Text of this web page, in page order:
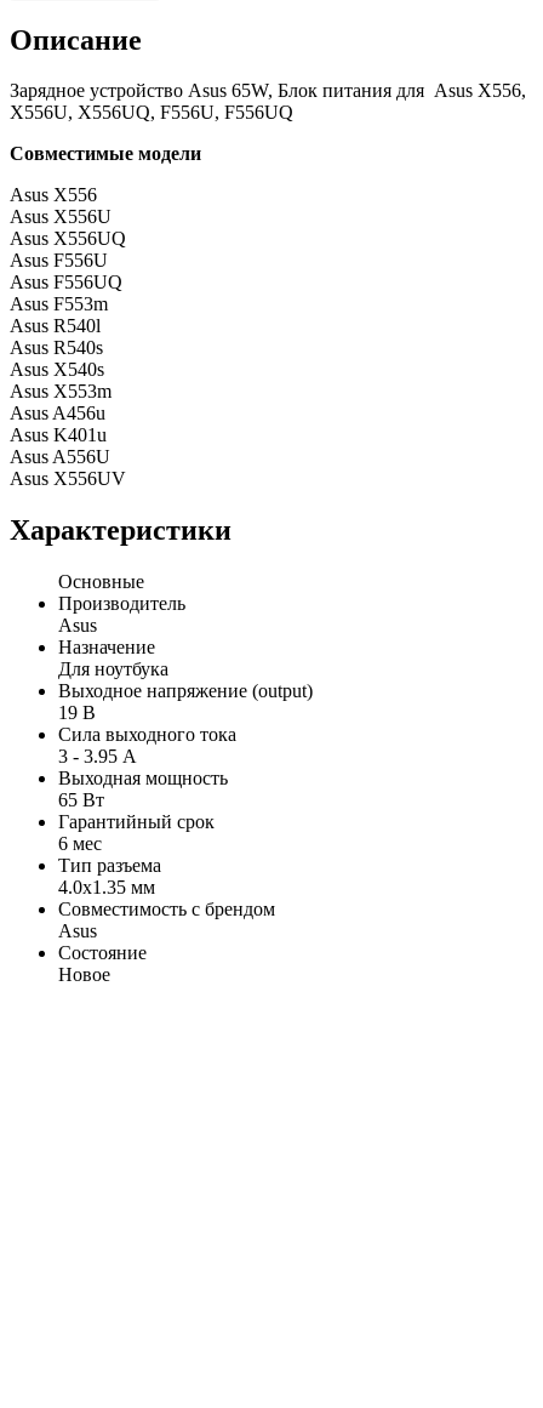
Описание
Зарядное устройство Asus 65W, Блок питания для Asus X556,
X556U, X556UQ, F556U, F556UQ
Совместимые модели
Asus X556
Asus X556U
Asus X556UQ
Asus F556U
Asus F556UQ
Asus F553m
Asus R540l
Asus R540s
Asus X540s
Asus X553m
Asus A456u
Asus K401u
Asus A556U
Asus X556UV
Характеристики
Основные
Производитель
Asus
Назначение
Для ноутбука
Выходное напряжение (output)
19 В
Сила выходного тока
3 - 3.95 А
Выходная мощность
65 Вт
Гарантийный срок
6 мес
Тип разъема
4.0x1.35 мм
Совместимость с брендом
Asus
Состояние
Новое